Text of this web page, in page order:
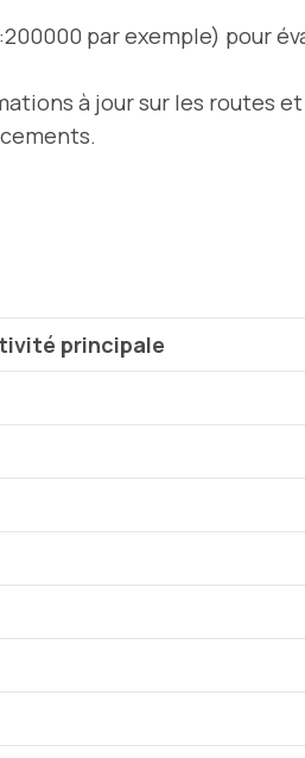
par exemple) pour
à jour sur les routes
principale